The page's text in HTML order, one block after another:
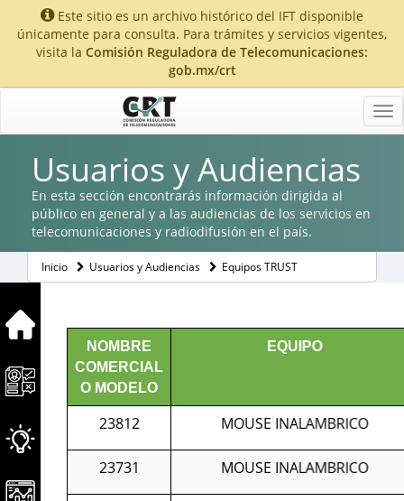
Este sitio es un archivo histórico del IFT disponible
únicamente para consulta. Para trámites y servicios vigentes,
visita la Comisión Reguladora de Telecomunicaciones:
gob.mx/crt
Usuarios y Audiencias
En esta sección encontrarás información dirigida al
público en general y a las audiencias de los servicios en
telecomunicaciones y radiodifusión en el país.
Inicio Usuarios y Audiencias Equipos TRUST
NOMBRE
COMERCIAL
O MODELO
EQUIPO
23812 MOUSE INALAMBRICO
23731 MOUSE INALAMBRICO